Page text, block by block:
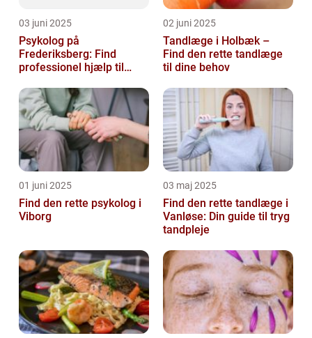
03 juni 2025
Psykolog på
Frederiksberg: Find
professionel hjælp til
02 juni 2025
Tandlæge i Holbæk –
Find den rette tandlæge
til dine behov
01 juni 2025
Find den rette psykolog i
Viborg
03 maj 2025
Find den rette tandlæge i
Vanløse: Din guide til tryg
tandpleje